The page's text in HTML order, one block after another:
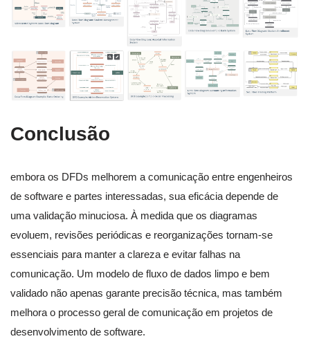
Conclusão
embora os DFDs melhorem a comunicação entre engenheiros
de software e partes interessadas, sua eficácia depende de
uma validação minuciosa. À medida que os diagramas
evoluem, revisões periódicas e reorganizações tornam-se
essenciais para manter a clareza e evitar falhas na
comunicação. Um modelo de fluxo de dados limpo e bem
validado não apenas garante precisão técnica, mas também
melhora o processo geral de comunicação em projetos de
desenvolvimento de software.